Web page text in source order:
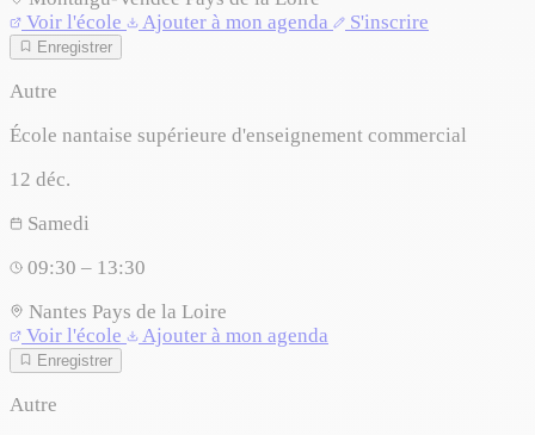
Voir l'école
Ajouter à mon agenda S'inscrire
Enregistrer
Autre
École nantaise supérieure d'enseignement commercial
12 déc.
Samedi
09:30 – 13:30
Nantes Pays de la Loire
Voir l'école
Ajouter à mon agenda
Enregistrer
Autre